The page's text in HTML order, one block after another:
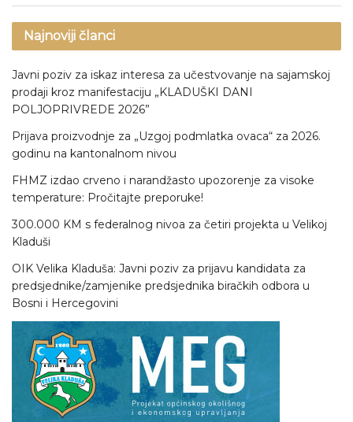
Najnoviji članci
Javni poziv za iskaz interesa za učestvovanje na sajamskoj
prodaji kroz manifestaciju „KLADUŠKI DANI
POLJOPRIVREDE 2026”
Prijava proizvodnje za „Uzgoj podmlatka ovaca“ za 2026.
godinu na kantonalnom nivou
FHMZ izdao crveno i narandžasto upozorenje za visoke
temperature: Pročitajte preporuke!
300.000 KM s federalnog nivoa za četiri projekta u Velikoj
Kladuši
OIK Velika Kladuša: Javni poziv za prijavu kandidata za
predsjednike/zamjenike predsjednika biračkih odbora u
Bosni i Hercegovini